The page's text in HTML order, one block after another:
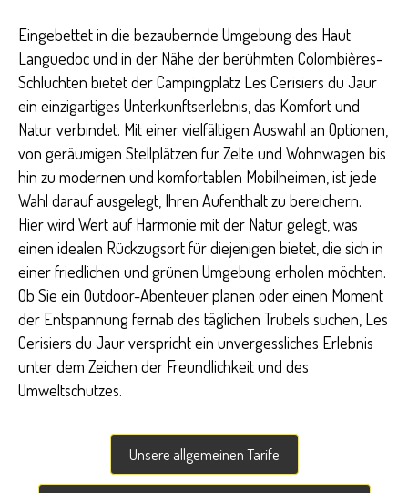
Eingebettet in die bezaubernde Umgebung des Haut
Languedoc und in der Nähe der berühmten Colombières-
Schluchten bietet der Campingplatz Les Cerisiers du Jaur
ein einzigartiges Unterkunftserlebnis, das Komfort und
Natur verbindet. Mit einer vielfältigen Auswahl an Optionen,
von geräumigen Stellplätzen für Zelte und Wohnwagen bis
hin zu modernen und komfortablen Mobilheimen, ist jede
Wahl darauf ausgelegt, Ihren Aufenthalt zu bereichern.
Hier wird Wert auf Harmonie mit der Natur gelegt, was
einen idealen Rückzugsort für diejenigen bietet, die sich in
einer friedlichen und grünen Umgebung erholen möchten.
Ob Sie ein Outdoor-Abenteuer planen oder einen Moment
der Entspannung fernab des täglichen Trubels suchen, Les
Cerisiers du Jaur verspricht ein unvergessliches Erlebnis
unter dem Zeichen der Freundlichkeit und des
Umweltschutzes.
Unsere allgemeinen Tarife